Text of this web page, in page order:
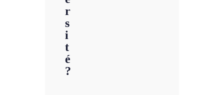
r
s
i
t
é
?